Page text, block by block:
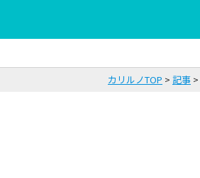
カリルノTOP 記事